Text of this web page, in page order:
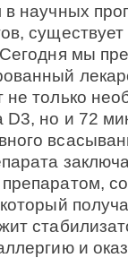
в научных
мы
не только
D3, но и 72
и